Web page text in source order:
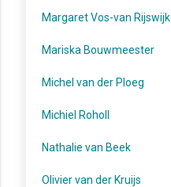
Margaret Vos-van Rijswijk
Mariska Bouwmeester
Michel van der Ploeg
Michiel Roholl
Nathalie van Beek
Olivier van der Kruijs